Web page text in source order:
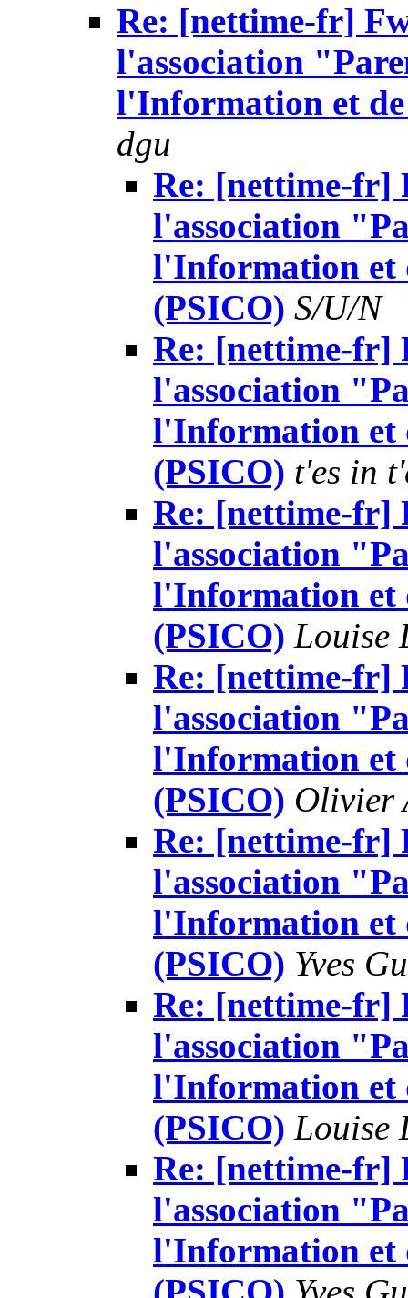
Re: [nettime-fr]
l'association
l'Information et
dgu
Re: [nettime-fr]
l'association
l'Information et
(PSICO) S/U/N
Re: [nettime-fr]
l'association
l'Information et
(PSICO) t'es in
Re: [nettime-fr]
l'association
l'Information et
(PSICO) Louise
Re: [nettime-fr]
l'association
l'Information et
(PSICO) Olivier
Re: [nettime-fr]
l'association
l'Information et
(PSICO) Yves
Re: [nettime-fr]
l'association
l'Information et
(PSICO) Louise
Re: [nettime-fr]
l'association
l'Information et